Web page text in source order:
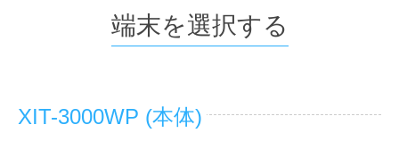
端末を選択する
XIT-3000WP (本体)